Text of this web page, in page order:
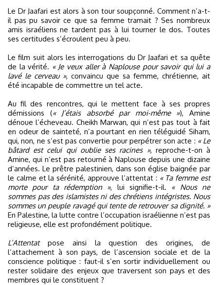
Le Dr Jaafari est alors à son tour soupçonné. Comment n’a-t-
il pas pu savoir ce que sa femme tramait ? Ses nombreux
amis israéliens ne tardent pas à lui tourner le dos. Toutes
ses certitudes s’écroulent peu à peu.
Le film suit alors les interrogations du Dr Jaafari et sa quête
de la vérité. « Je veux aller à Naplouse pour savoir qui lui a
lavé le cerveau », convaincu que sa femme, chrétienne, ait
été incapable de commettre un tel acte.
Au fil des rencontres, qui le mettent face à ses propres
démissions (« J’étais absorbé par moi-même »), Amine
dénoue l’écheveau. Cheikh Marwan, qui n’est pas tout à fait
en odeur de sainteté, n’a pourtant en rien téléguidé Siham,
qui, non, ne s’est pas convertie pour perpétrer son acte : « Le
bâtard est celui qui oublie ses racines », reproche-t-on à
Amine, qui n’est pas retourné à Naplouse depuis une dizaine
d’années. Le prêtre palestinien, dans son église baignée par
le calme et la sérénité, approuve l’attentat : « Ta femme est
morte pour ta rédemption », lui signifie-t-il. « Nous ne
sommes pas des islamistes ni des chrétiens intégristes. Nous
sommes un peuple ravagé qui tente de retrouver sa dignité. »
En Palestine, la lutte contre l’occupation israélienne n’est pas
religieuse, elle est profondément politique.
L’Attentat pose ainsi la question des origines, de
l’attachement à son pays, de l’ascension sociale et de la
conscience politique : faut-il s’en sortir individuellement ou
rester solidaire des enjeux que traversent son pays et des
membres qui le constituent ?